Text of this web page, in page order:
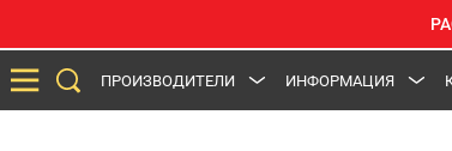
ПРОИЗВОДИТЕЛИ ИНФОРМАЦИЯ